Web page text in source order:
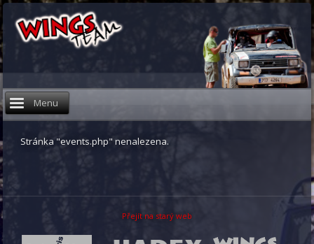
Menu
Stránka "events.php" nenalezena.
Přejít na starý web